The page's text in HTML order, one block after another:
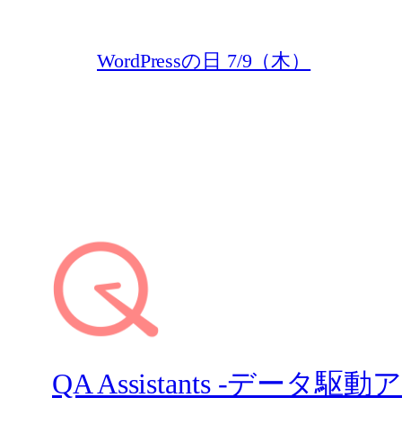
WordPressの日 7/9（木）
QA Assistants -データ駆動